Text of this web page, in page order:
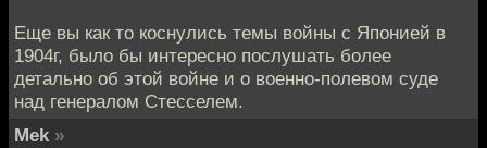
Еще вы как то коснулись темы войны с Японией в
1904г, было бы интересно послушать более
детально об этой войне и о военно-полевом суде
над генералом Стесселем.
Mek »